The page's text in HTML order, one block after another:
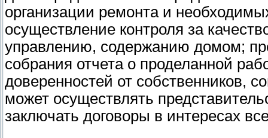
организации ремонта и
осуществление контроля за
управлению, содержанию домом;
собрания отчета о проделанной
доверенностей от собственников,
может осуществлять
заключать договоры в интересах